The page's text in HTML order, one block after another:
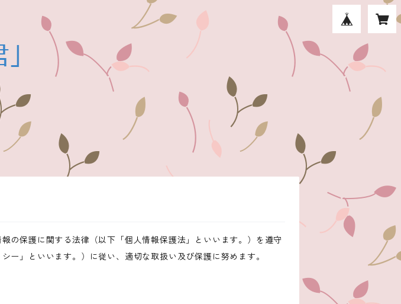
の保護に関する法律（以下「個人情報保護法」といいます。）を遵守
ー」といいます。）に従い、適切な取扱い及び保護に努めます。